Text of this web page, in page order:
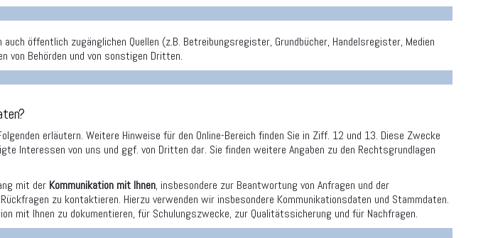
öffentlich zugänglichen Quellen (z.B. Betreibungsregister, Grundbücher, Handelsregister, Medien
von Behörden und von sonstigen Dritten.
erläutern. Weitere Hinweise für den Online-Bereich finden Sie in Ziff. 12 und 13. Diese Zwecke
Interessen von uns und ggf. von Dritten dar. Sie finden weitere Angaben zu den Rechtsgrundlagen
mit der Kommunikation mit Ihnen, insbesondere zur Beantwortung von Anfragen und der
zu kontaktieren. Hierzu verwenden wir insbesondere Kommunikationsdaten und Stammdaten.
mit Ihnen zu dokumentieren, für Schulungszwecke, zur Qualitätssicherung und für Nachfragen.